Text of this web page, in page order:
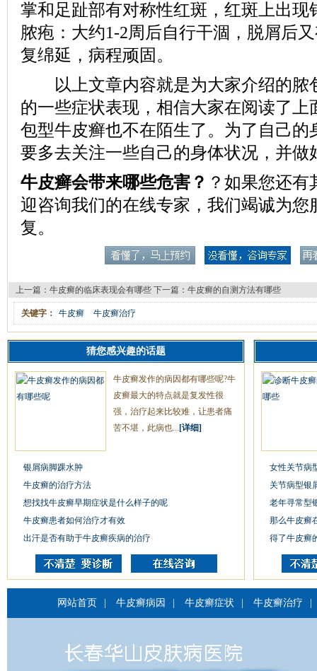
掌和足趾部有对称性红斑，红斑上出现
脓疱：大约1-2周后自行干涸，脱屑后
复绵延，病程顽固。
以上文章内容就是为大家介绍的脓
的一些症状表现，相信大家在阅读了上
包型牛皮癣也不在陌生了。为了自己的
要多去关注一些自己的身体状况，并做
牛皮癣会带来哪些危害？ ？如果您还
迎咨询我们的在线专家，我们竭诚为您
复。
上一篇： 牛皮癣的临床表现会有哪些 下一篇： 牛皮癣的自测方法有哪些
关键字： 牛皮癣 牛皮癣治疗
猜您感兴趣的话题
牛皮癣发作的病因都有哪些呢?牛
皮癣最大的特点就是复发性很
强，治疗起来比较难，让患者痛
苦不堪，此病也... [详细]
银屑病脚踝水肿
牛皮癣的治疗方法
想找找牛皮癣早期症状是什么样子的呢
牛皮癣患者如何治疗才有效
出汗是否有助于牛皮癣疾病的治疗
女性关节病
关节病型银
老年寻常型
那么牛皮癣
得了牛皮癣
网站首页 牛皮癣病因 牛皮癣症状 牛皮癣治疗